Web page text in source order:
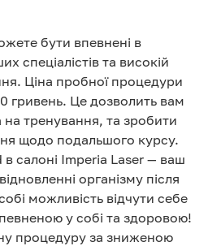
бути впевнені в
спеціалістів та високій
Ціна пробної процедури
гривень. Це дозволить вам
на тренування, та зробити
щодо подальшого курсу.
салоні Imperia Laser — ваш
організму після
можливість відчути себе
у собі та здоровою!
процедуру за зниженою